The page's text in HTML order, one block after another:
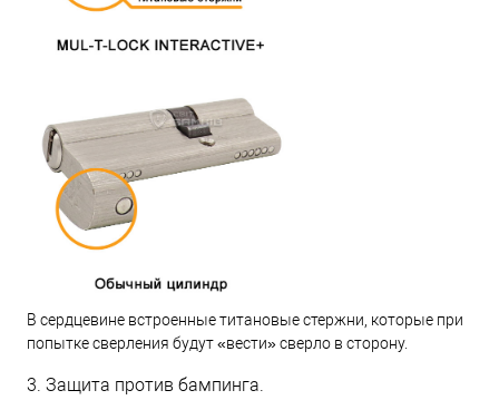
В сердцевине встроенные титановые стержни, которые при
попытке сверления будут «вести» сверло в сторону.
3. Защита против бампинга.